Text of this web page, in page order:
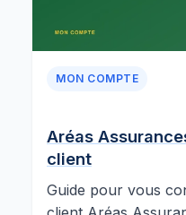
MON COMPTE
Aréas
client
Guide pour vous